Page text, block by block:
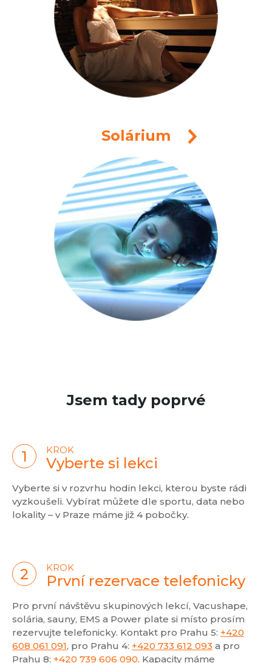
Solárium
Jsem tady poprvé
KROK
Vyberte si lekci
Vyberte si v rozvrhu hodin lekci, kterou byste rádi
vyzkoušeli. Vybírat můžete dle sportu, data nebo
lokality – v Praze máme již 4 pobočky.
KROK
První rezervace telefonicky
Pro první návštěvu skupinových lekcí, Vacushape,
solária, sauny, EMS a Power plate si místo prosím
rezervujte telefonicky. Kontakt pro Prahu 5: +420
608 061 091, pro Prahu 4: +420 733 612 093 a pro
Prahu 8: +420 739 606 090. Kapacity máme